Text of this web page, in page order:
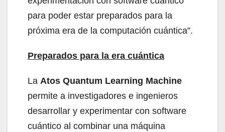
para poder estar preparados para la
próxima era de la computación cuántica”.
Preparados para la era cuántica
La Atos Quantum Learning Machine
permite a investigadores e ingenieros
desarrollar y experimentar con software
cuántico al combinar una máquina